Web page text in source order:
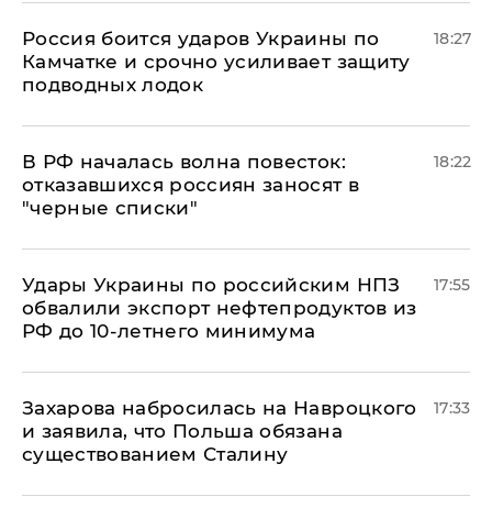
Россия боится ударов Украины по
Камчатке и срочно усиливает защиту
подводных лодок
18:27
​В РФ началась волна повесток:
отказавшихся россиян заносят в
"черные списки"
18:22
Удары Украины по российским НПЗ
обвалили экспорт нефтепродуктов из
РФ до 10-летнего минимума
17:55
​Захарова набросилась на Навроцкого
и заявила, что Польша обязана
существованием Сталину
17:33